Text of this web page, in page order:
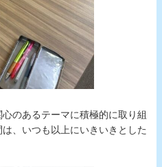
のあるテーマに積極的に取り組
、いつも以上にいきいきとした